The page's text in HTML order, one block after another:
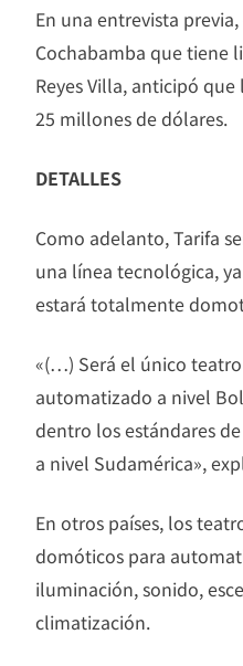
En una entrevista
Cochabamba que tiene
Reyes Villa, anticipó
25 millones de dólares.
DETALLES
Como adelanto, Tarifa
una línea tecnológica,
estará totalmente
«(…) Será el único
automatizado a nivel
dentro los estándares
a nivel Sudamérica»,
En otros países, los
domóticos para
iluminación, sonido,
climatización.